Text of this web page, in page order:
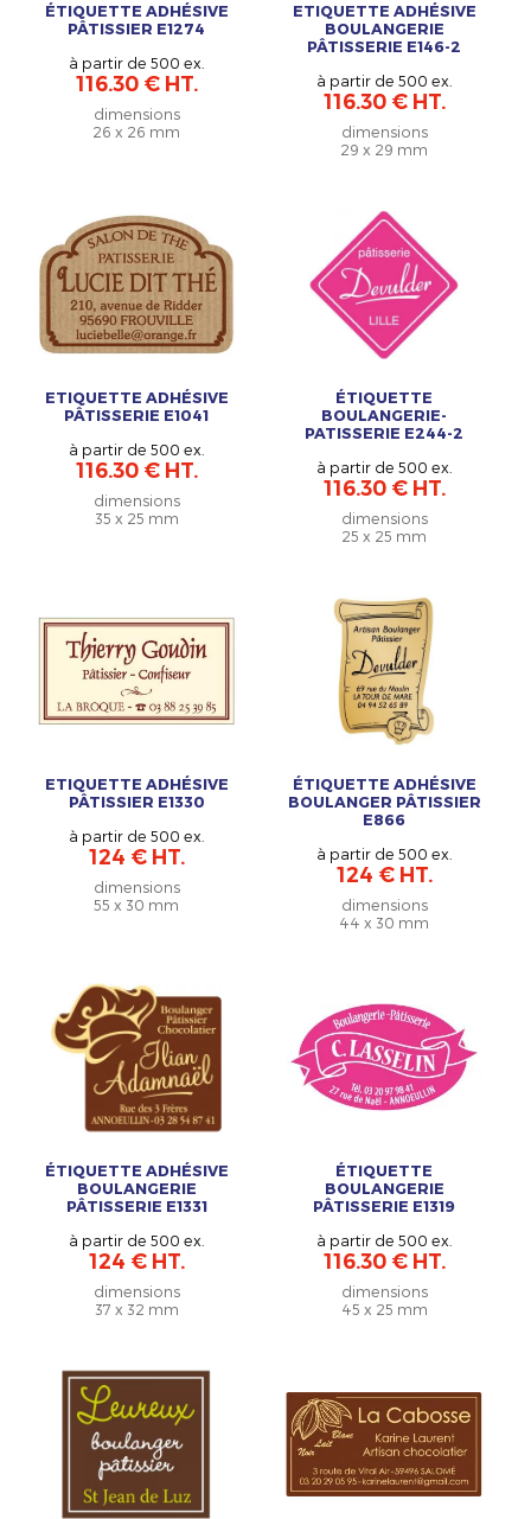
ÉTIQUETTE ADHÉSIVE
PÂTISSIER E1274
à partir de 500 ex.
116.30 € HT.
dimensions
26 x 26 mm
ETIQUETTE ADHÉSIVE
BOULANGERIE
PÂTISSERIE E146-2
à partir de 500 ex.
116.30 € HT.
dimensions
29 x 29 mm
ETIQUETTE ADHÉSIVE
PÂTISSERIE E1041
à partir de 500 ex.
116.30 € HT.
dimensions
35 x 25 mm
ÉTIQUETTE
BOULANGERIE-
PATISSERIE E244-2
à partir de 500 ex.
116.30 € HT.
dimensions
25 x 25 mm
ETIQUETTE ADHÉSIVE
PÂTISSIER E1330
à partir de 500 ex.
124 € HT.
dimensions
55 x 30 mm
ÉTIQUETTE ADHÉSIVE
BOULANGER PÂTISSIER
E866
à partir de 500 ex.
124 € HT.
dimensions
44 x 30 mm
ÉTIQUETTE ADHÉSIVE
BOULANGERIE
PÂTISSERIE E1331
à partir de 500 ex.
124 € HT.
dimensions
37 x 32 mm
ÉTIQUETTE
BOULANGERIE
PÂTISSERIE E1319
à partir de 500 ex.
116.30 € HT.
dimensions
45 x 25 mm